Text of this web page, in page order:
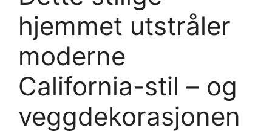
hjemmet utstråler
moderne
California-stil – og
veggdekorasjonen